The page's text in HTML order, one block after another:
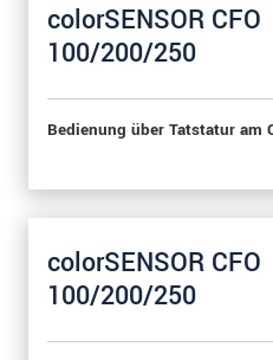
colorSENSOR CFO
100/200/250
Bedienung über Tatstatur am
colorSENSOR CFO
100/200/250